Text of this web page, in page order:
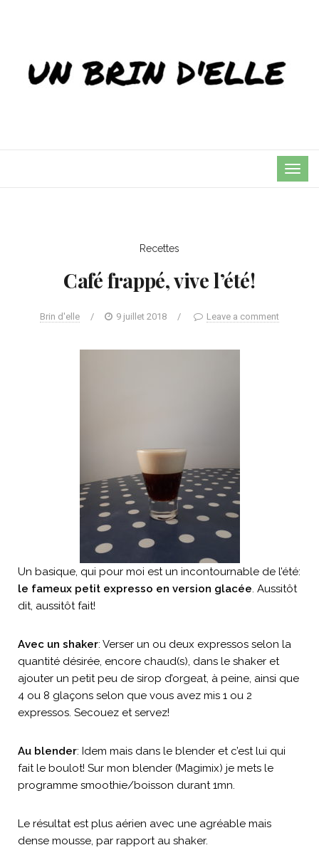
Recettes
Café frappé, vive l’été!
Brin d'elle / 9 juillet 2018 / Leave a comment
Un basique, qui pour moi est un incontournable de l’été:
le fameux petit expresso en version glacée. Aussitôt
dit, aussitôt fait!
Avec un shaker: Verser un ou deux expressos selon la
quantité désirée, encore chaud(s), dans le shaker et
ajouter un petit peu de sirop d’orgeat, à peine, ainsi que
4 ou 8 glaçons selon que vous avez mis 1 ou 2
expressos. Secouez et servez!
Au blender: Idem mais dans le blender et c’est lui qui
fait le boulot! Sur mon blender (Magimix) je mets le
programme smoothie/boisson durant 1mn.
Le résultat est plus aérien avec une agréable mais
dense mousse, par rapport au shaker.